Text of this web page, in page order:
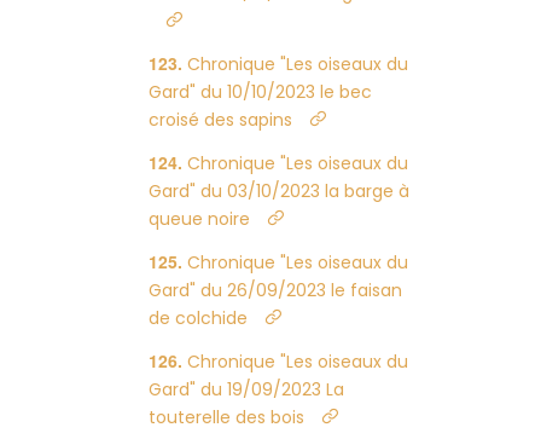
Chronique "Les oiseaux du
Gard" du 10/10/2023 le bec
croisé des sapins
Chronique "Les oiseaux du
Gard" du 03/10/2023 la barge à
queue noire
Chronique "Les oiseaux du
Gard" du 26/09/2023 le faisan
de colchide
Chronique "Les oiseaux du
Gard" du 19/09/2023 La
touterelle des bois